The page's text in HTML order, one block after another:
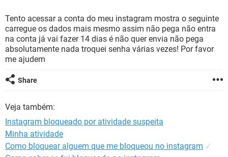
Tento acessar a conta do meu instagram mostra o seguinte
carregue os dados mais mesmo assim não pega não entra
na conta já vai fazer 14 dias é não quer envia não pega
absolutamente nada troquei senha várias vezes! Por favor
me ajudem
Share
Veja também:
Instagram bloqueado por atividade suspeita
Minha atividade
Como bloquear alguem que me bloqueou no instagram ✓